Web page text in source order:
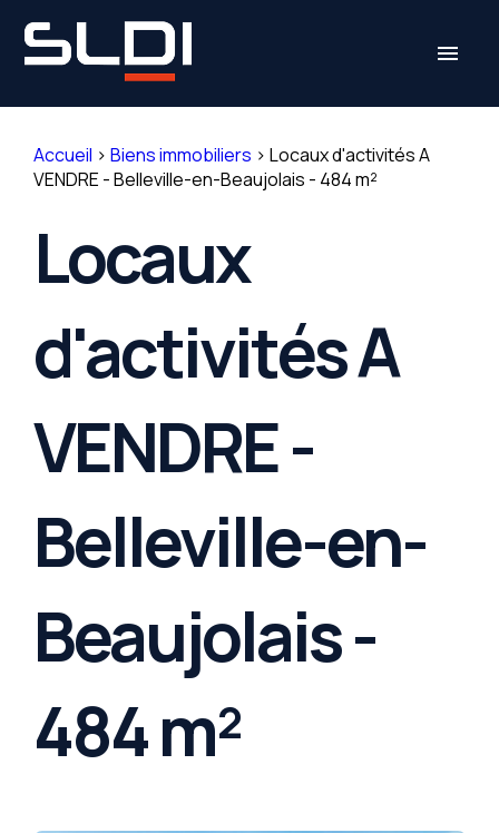
menu
Accueil > Biens immobiliers > Locaux d'activités A
VENDRE - Belleville-en-Beaujolais - 484 m²
Locaux
d'activités A
VENDRE -
Belleville-en-
Beaujolais -
484 m²